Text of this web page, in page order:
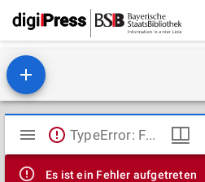
Mirador
Viewer
TypeError: Failed to fetch
Es ist ein Fehler aufgetreten